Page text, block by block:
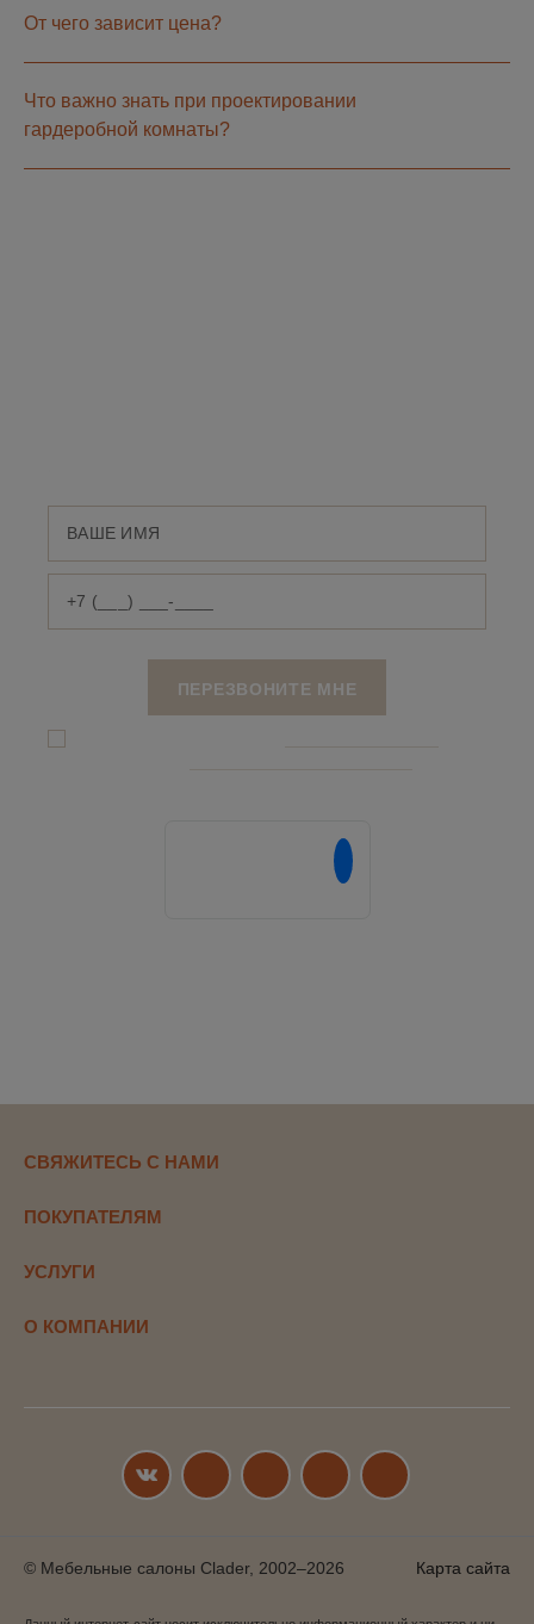
От чего зависит цена?
Что важно знать при проектировании
гардеробной комнаты?
СВЯЖИТЕСЬ С НАМИ
ПОКУПАТЕЛЯМ
УСЛУГИ
О КОМПАНИИ
© Мебельные салоны Clader, 2002–2026 Карта сайта